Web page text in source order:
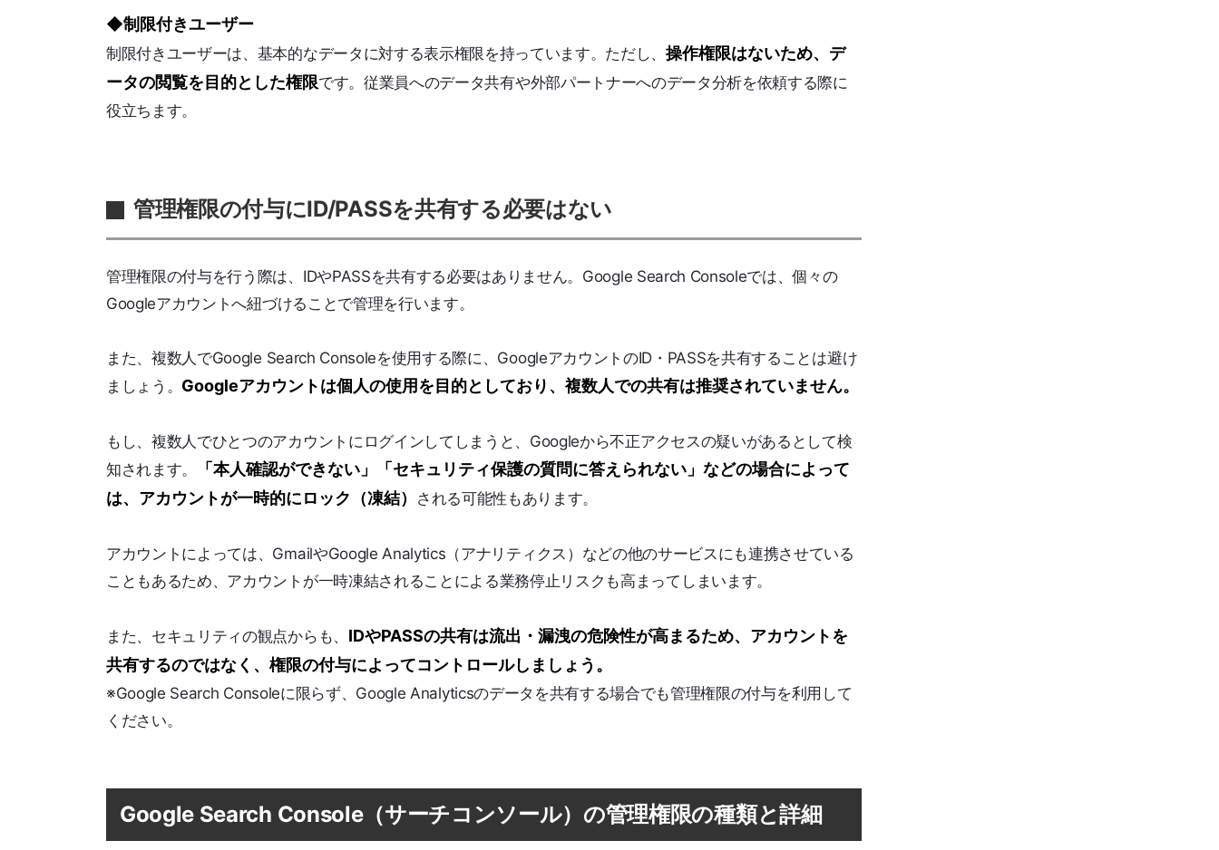
◆制限付きユーザー
制限付きユーザーは、基本的なデータに対する表示権限を持っています。ただし、操作権限はないため、デ
ータの閲覧を目的とした権限です。従業員へのデータ共有や外部パートナーへのデータ分析を依頼する際に
役立ちます。
管理権限の付与にID/PASSを共有する必要はない
管理権限の付与を行う際は、IDやPASSを共有する必要はありません。Google Search Consoleでは、個々の
Googleアカウントへ紐づけることで管理を行います。
また、複数人でGoogle Search Consoleを使用する際に、GoogleアカウントのID・PASSを共有することは避け
ましょう。 Googleアカウントは個人の使用を目的としており、複数人での共有は推奨されていません。
もし、複数人でひとつのアカウントにログインしてしまうと、Googleから不正アクセスの疑いがあるとして検
知されます。
「本人確認ができない」「セキュリティ保護の質問に答えられない」などの場合によって
は、アカウントが一時的にロック（凍結）
される可能性もあります。
アカウントによっては、GmailやGoogle Analytics（アナリティクス）などの他のサービスにも連携させている
こともあるため、アカウントが一時凍結されることによる業務停止リスクも高まってしまいます。
また、セキュリティの観点からも、 IDやPASSの共有は流出・漏洩の危険性が高まるため、アカウントを
共有するのではなく、権限の付与によってコントロールしましょう。
※Google Search Consoleに限らず、Google Analyticsのデータを共有する場合でも管理権限の付与を利用して
ください。
Google Search Console（サーチコンソール）の管理権限の種類と詳細